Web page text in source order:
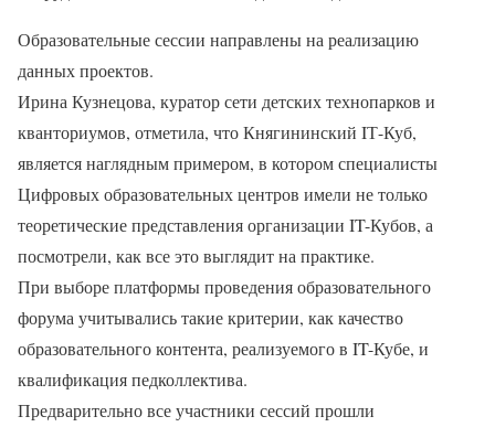
Образовательные сессии направлены на реализацию
данных проектов.
Ирина Кузнецова, куратор сети детских технопарков и
кванториумов, отметила, что Княгининский IТ-Куб,
является наглядным примером, в котором специалисты
Цифровых образовательных центров имели не только
теоретические представления организации IT-Кубов, а
посмотрели, как все это выглядит на практике.
При выборе платформы проведения образовательного
форума учитывались такие критерии, как качество
образовательного контента, реализуемого в IT-Кубе, и
квалификация педколлектива.
Предварительно все участники сессий прошли